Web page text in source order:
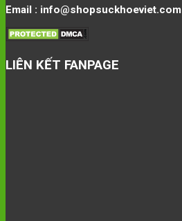
Email : info@shopsuckhoeviet.com
LIÊN KẾT FANPAGE